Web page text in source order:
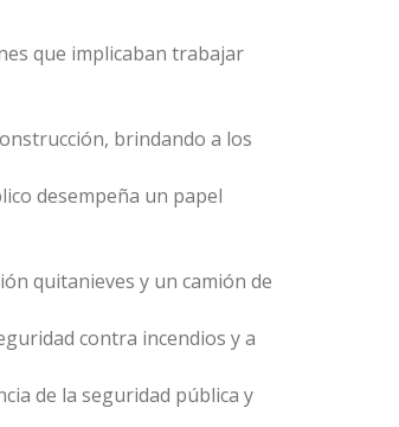
que implicaban trabajar
brindando a los
desempeña un papel
quitanieves y un camión de
contra incendios y a
de la seguridad pública y